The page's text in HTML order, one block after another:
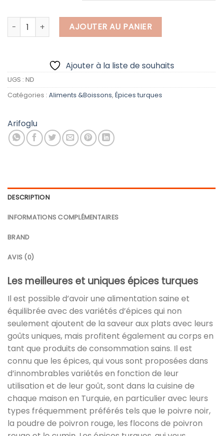
quantité de Flocons de poivron rouge
AJOUTER AU PANIER
Ajouter à la liste de souhaits
UGS : ND
Catégories : Aliments &Boissons, Épices turques
Arifoglu
DESCRIPTION
INFORMATIONS COMPLÉMENTAIRES
BRAND
AVIS (0)
Les meilleures et uniques épices turques
Il est possible d’avoir une alimentation saine et
équilibrée avec des variétés d’épices qui non
seulement ajoutent de la saveur aux plats avec leurs
goûts uniques, mais profitent également au corps en
tant que produits de consommation sains. Il est
connu que les épices, qui vous sont proposées dans
d’innombrables variétés en fonction de leur
utilisation et de leur goût, sont dans la cuisine de
chaque maison en Turquie, en particulier avec leurs
types fréquemment préférés tels que le poivre noir,
la poudre de poivron rouge, les flocons de poivron